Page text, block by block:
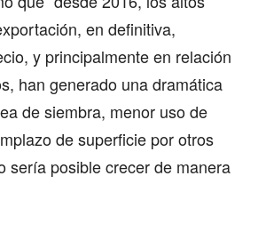
en definitiva,
y principalmente en relación
han generado una dramática
de siembra, menor uso de
de superficie por otros
sería posible crecer de manera